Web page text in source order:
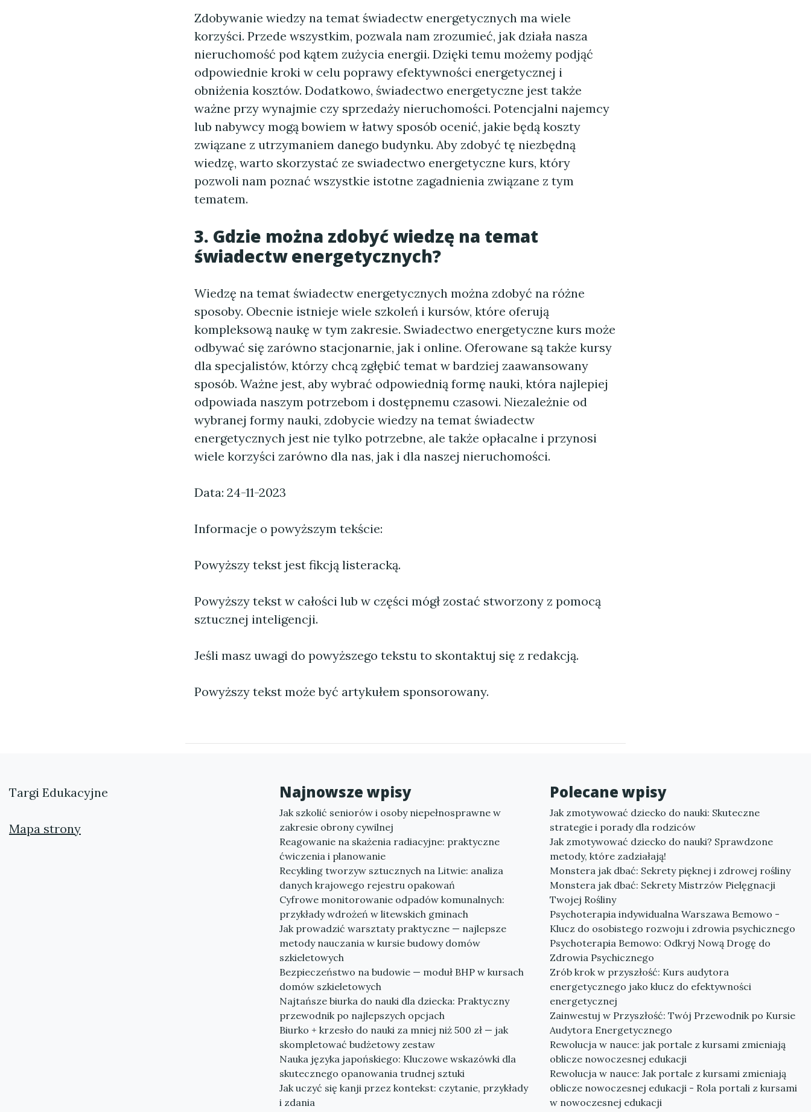
Zdobywanie wiedzy na temat świadectw energetycznych ma wiele
korzyści. Przede wszystkim, pozwala nam zrozumieć, jak działa nasza
nieruchomość pod kątem zużycia energii. Dzięki temu możemy podjąć
odpowiednie kroki w celu poprawy efektywności energetycznej i
obniżenia kosztów. Dodatkowo, świadectwo energetyczne jest także
ważne przy wynajmie czy sprzedaży nieruchomości. Potencjalni najemcy
lub nabywcy mogą bowiem w łatwy sposób ocenić, jakie będą koszty
związane z utrzymaniem danego budynku. Aby zdobyć tę niezbędną
wiedzę, warto skorzystać ze swiadectwo energetyczne kurs, który
pozwoli nam poznać wszystkie istotne zagadnienia związane z tym
tematem.
3. Gdzie można zdobyć wiedzę na temat
świadectw energetycznych?
Wiedzę na temat świadectw energetycznych można zdobyć na różne
sposoby. Obecnie istnieje wiele szkoleń i kursów, które oferują
kompleksową naukę w tym zakresie. Swiadectwo energetyczne kurs może
odbywać się zarówno stacjonarnie, jak i online. Oferowane są także kursy
dla specjalistów, którzy chcą zgłębić temat w bardziej zaawansowany
sposób. Ważne jest, aby wybrać odpowiednią formę nauki, która najlepiej
odpowiada naszym potrzebom i dostępnemu czasowi. Niezależnie od
wybranej formy nauki, zdobycie wiedzy na temat świadectw
energetycznych jest nie tylko potrzebne, ale także opłacalne i przynosi
wiele korzyści zarówno dla nas, jak i dla naszej nieruchomości.
Data: 24-11-2023
Informacje o powyższym tekście:
Powyższy tekst jest fikcją listeracką.
Powyższy tekst w całości lub w części mógł zostać stworzony z pomocą
sztucznej inteligencji.
Jeśli masz uwagi do powyższego tekstu to skontaktuj się z redakcją.
Powyższy tekst może być artykułem sponsorowany.
Targi Edukacyjne
Mapa strony
Najnowsze wpisy
Jak szkolić seniorów i osoby niepełnosprawne w
zakresie obrony cywilnej
Reagowanie na skażenia radiacyjne: praktyczne
ćwiczenia i planowanie
Recykling tworzyw sztucznych na Litwie: analiza
danych krajowego rejestru opakowań
Cyfrowe monitorowanie odpadów komunalnych:
przykłady wdrożeń w litewskich gminach
Jak prowadzić warsztaty praktyczne — najlepsze
metody nauczania w kursie budowy domów
szkieletowych
Bezpieczeństwo na budowie — moduł BHP w kursach
domów szkieletowych
Najtańsze biurka do nauki dla dziecka: Praktyczny
przewodnik po najlepszych opcjach
Biurko + krzesło do nauki za mniej niż 500 zł — jak
skompletować budżetowy zestaw
Nauka języka japońskiego: Kluczowe wskazówki dla
skutecznego opanowania trudnej sztuki
Jak uczyć się kanji przez kontekst: czytanie, przykłady
i zdania
Polecane wpisy
Jak zmotywować dziecko do nauki: Skuteczne
strategie i porady dla rodziców
Jak zmotywować dziecko do nauki? Sprawdzone
metody, które zadziałają!
Monstera jak dbać: Sekrety pięknej i zdrowej rośliny
Monstera jak dbać: Sekrety Mistrzów Pielęgnacji
Twojej Rośliny
Psychoterapia indywidualna Warszawa Bemowo -
Klucz do osobistego rozwoju i zdrowia psychicznego
Psychoterapia Bemowo: Odkryj Nową Drogę do
Zdrowia Psychicznego
Zrób krok w przyszłość: Kurs audytora
energetycznego jako klucz do efektywności
energetycznej
Zainwestuj w Przyszłość: Twój Przewodnik po Kursie
Audytora Energetycznego
Rewolucja w nauce: jak portale z kursami zmieniają
oblicze nowoczesnej edukacji
Rewolucja w nauce: Jak portale z kursami zmieniają
oblicze nowoczesnej edukacji - Rola portali z kursami
w nowoczesnej edukacji